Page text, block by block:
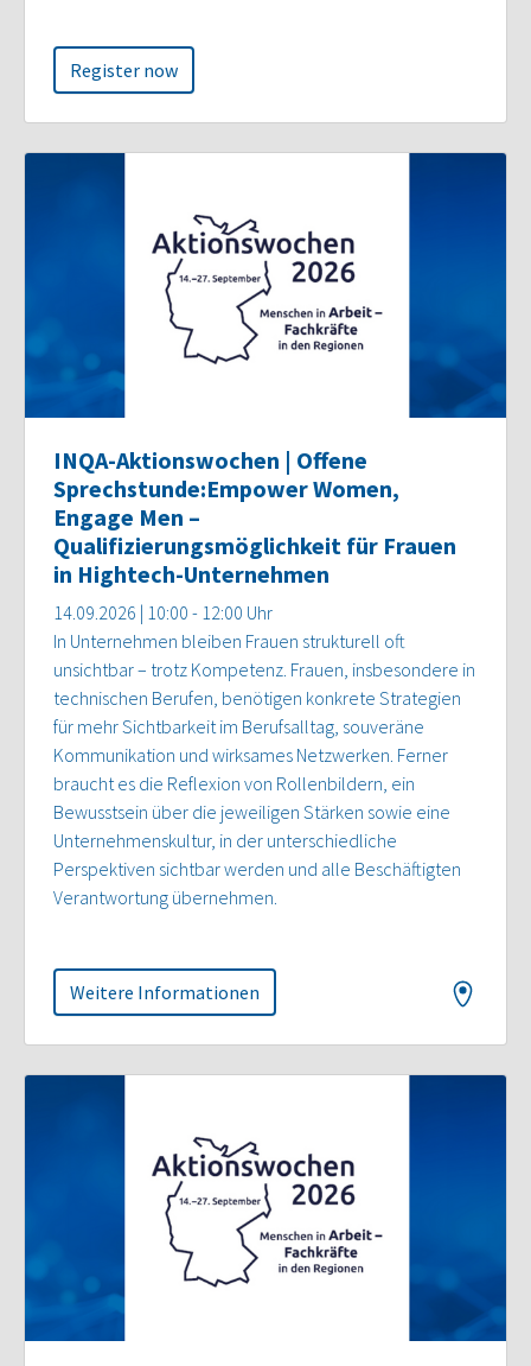
Register now
INQA-Aktionswochen | Offene
Sprechstunde:Empower Women,
Engage Men –
Qualifizierungsmöglichkeit für Frauen
in Hightech-Unternehmen
14.09.2026 | 10:00 - 12:00 Uhr
In Unternehmen bleiben Frauen strukturell oft
unsichtbar – trotz Kompetenz. Frauen, insbesondere in
technischen Berufen, benötigen konkrete Strategien
für mehr Sichtbarkeit im Berufsalltag, souveräne
Kommunikation und wirksames Netzwerken. Ferner
braucht es die Reflexion von Rollenbildern, ein
Bewusstsein über die jeweiligen Stärken sowie eine
Unternehmenskultur, in der unterschiedliche
Perspektiven sichtbar werden und alle Beschäftigten
Verantwortung übernehmen.
Weitere Informationen